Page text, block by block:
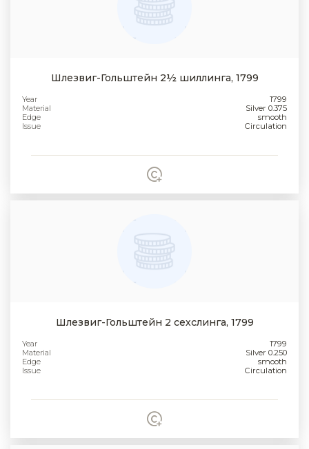
Шлезвиг-Гольштейн 2½ шиллинга, 1799
Year
1799
Material
Silver 0.375
Edge
smooth
Issue
Circulation
Шлезвиг-Гольштейн 2 сехслинга, 1799
Year
1799
Material
Silver 0.250
Edge
smooth
Issue
Circulation